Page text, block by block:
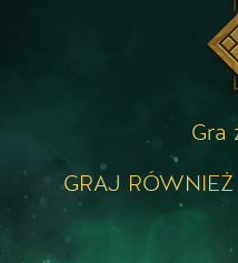
Gra
GRAJ